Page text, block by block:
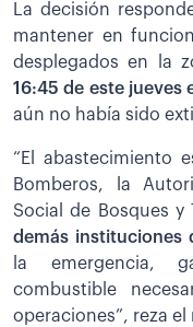
La decisión
mantener en
desplegados en la
16:45 de este jueves
aún no había sido
“El abastecimiento
Bomberos, la
Social de Bosques y
demás instituciones
la emergencia,
combustible
operaciones”, reza